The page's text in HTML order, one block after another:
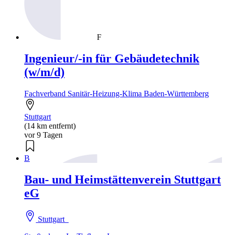
F
Ingenieur/-in für Gebäudetechnik
(w/m/d)
Fachverband Sanitär-Heizung-Klima Baden-Württemberg
Stuttgart
(14 km entfernt)
vor 9 Tagen
B
Bau- und Heimstättenverein Stuttgart
eG
Stuttgart